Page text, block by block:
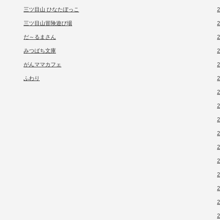
三ツ目山 ひなたぼっこ
三ツ目山冒険遊び場
だ～るまさん
みつばち文庫
がんママカフェ
ふわり